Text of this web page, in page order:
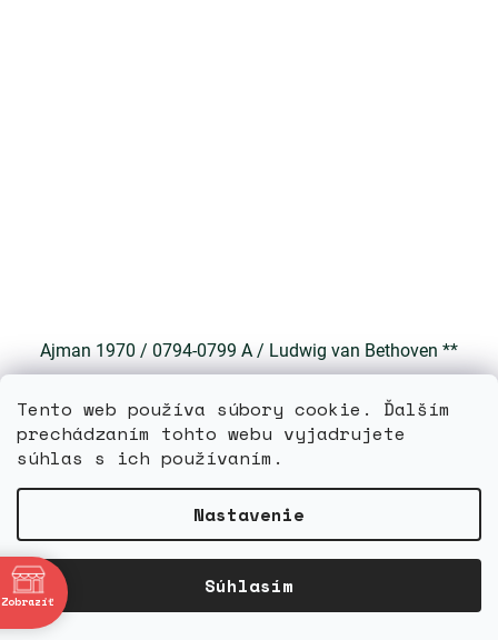
Tento web používa súbory cookie. Ďalším
prechádzaním tohto webu vyjadrujete
súhlas s ich používaním.
Nastavenie
Súhlasím
Ajman 1970 / 0794-0799 A / Ludwig van Bethoven **
Skladom
3,20 €
Zobraziť